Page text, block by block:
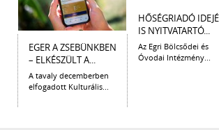
EGER A ZSEBÜNKBEN
– ELKÉSZÜLT A...
A tavaly decemberben
elfogadott Kulturális...
HŐSÉGRIADÓ
IS NYITVATARTÓ...
Az Egri Bölcsődei és
Óvodai Intézmény...